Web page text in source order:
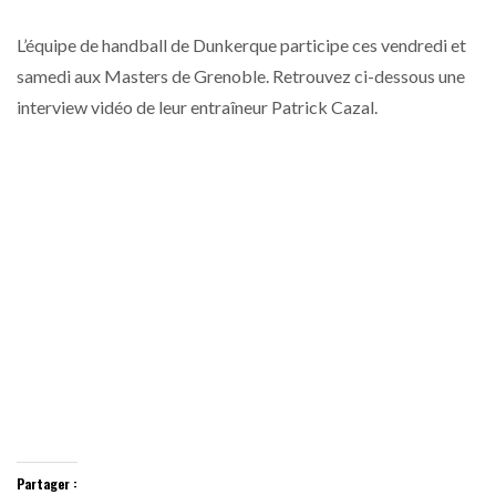
L’équipe de handball de Dunkerque participe ces vendredi et
samedi aux Masters de Grenoble. Retrouvez ci-dessous une
interview vidéo de leur entraîneur Patrick Cazal.
Partager :